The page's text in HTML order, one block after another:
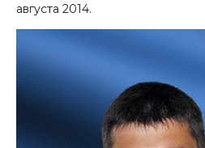
августа 2014.